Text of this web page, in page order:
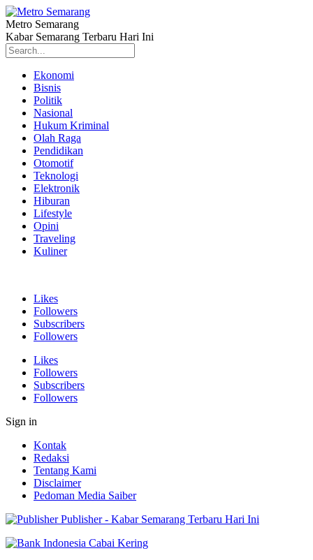
Metro Semarang
Kabar Semarang Terbaru Hari Ini
Ekonomi
Bisnis
Politik
Nasional
Hukum Kriminal
Olah Raga
Pendidikan
Otomotif
Teknologi
Elektronik
Hiburan
Lifestyle
Opini
Traveling
Kuliner
Likes
Followers
Subscribers
Followers
Likes
Followers
Subscribers
Followers
Sign in
Kontak
Redaksi
Tentang Kami
Disclaimer
Pedoman Media Saiber
Publisher - Kabar Semarang Terbaru Hari Ini